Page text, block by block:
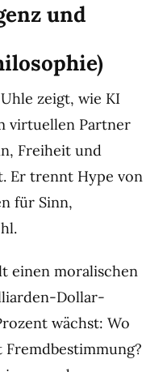
und
zeigt, wie KI
virtuellen Partner
Freiheit und
Er trennt Hype von
für Sinn,
einen moralischen
Dollar-
wächst: Wo